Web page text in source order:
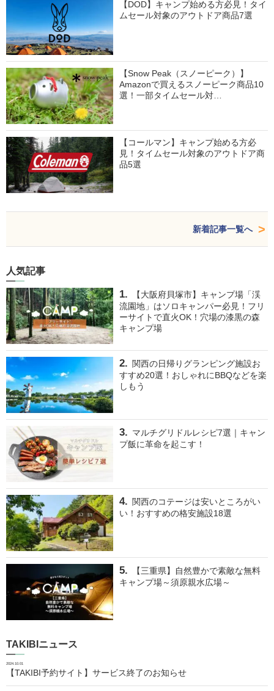
【DOD】キャンプ始める方必見！タイ
ムセール対象のアウトドア商品7選
【Snow Peak（スノーピーク）】
Amazonで買えるスノーピーク商品10
選！一部タイムセール対…
【コールマン】キャンプ始める方必
見！タイムセール対象のアウトドア商
品5選
新着記事一覧へ
人気記事
【大阪府貝塚市】キャンプ場「渓
流園地」はソロキャンパー必見！フリ
ーサイトで直火OK！穴場の漆黒の森
キャンプ場
関西の日帰りグランピング施設お
すすめ20選！おしゃれにBBQなどを楽
しもう
マルチグリドルレシピ7選｜キャン
プ飯に革命を起こす！
関西のコテージは安いところがい
い！おすすめの格安施設18選
【三重県】自然豊かで素敵な無料
キャンプ場～須原親水広場～
TAKIBIニュース
2024.10.01
【TAKIBI予約サイト】サービス終了のお知らせ